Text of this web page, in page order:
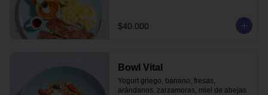
$40.000
Bowl Vital
Yogurt griego, banano, fresas,
arándanos, zarzamoras, miel de abejas